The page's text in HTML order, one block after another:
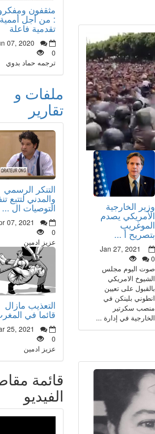
مثقفون
: من أجل أممية
تقدمية فاعلة
07, 2020
0
ترجمه حماد بدوي
ملفات و
تقارير
التنكر الرسمي
والمدني لتتبع
التوصيات ال ...
07, 2021
0
عزيز ادمين
التعذيب مازال
قائما في
25, 2021
0
عزيز ادمين
قائمة
الفيديو
وزير الخارجية
الأمريكي يصدم
الموغريب
بتصريح أ ...
Jan 27, 2021
0
صوت اليوم مجلس
الشيوخ الامريكي
بالقبول على تعيين
انطوني بلينكن في
منصب سكرتير
الخارجية في إدارة ...